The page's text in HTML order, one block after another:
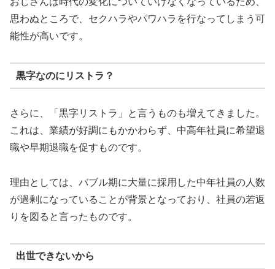
思わぬところで、セクハラやパワハラを行なってしまう可
能性が高いです。
黒字なのにリストラ？
さらに、「黒字リストラ」と言うものも増えてきました。
これは、業績が好調にもかかわらず、中高年社員に希望退
職や早期退職を促すものです。
理由としては、バブル期に大量に採用した中年社員の人数
が過剰になっていることが背景となっており、社員の若返
りを図ると言ったものです。
出世できないから